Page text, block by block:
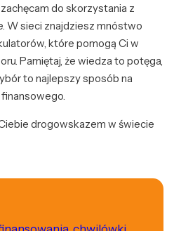
do skorzystania z
W sieci znajdziesz mnóstwo
które pomogą Ci w
Pamiętaj, że wiedza to potęga,
to najlepszy sposób na
drogowskazem w świecie